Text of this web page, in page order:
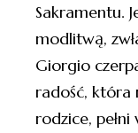
Sakramentu.
modlitwą,
Giorgio
radość, która
rodzice,